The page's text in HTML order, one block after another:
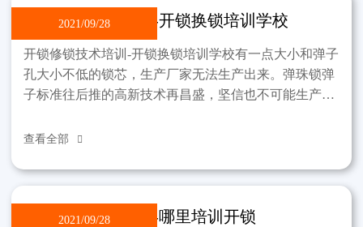
2021/09/28
开锁修锁技术培训-开锁换锁培训学校
开锁修锁技术培训-开锁换锁培训学校有一点大小和弹子
孔大小不低的锁芯，生产厂家无法生产出来。弹珠锁弹
子标准往后推的高新技术再昌盛，坚信也不可能生产出
准。该学
查看全部 
2021/09/28
开锁技术技能培训-哪里培训开锁